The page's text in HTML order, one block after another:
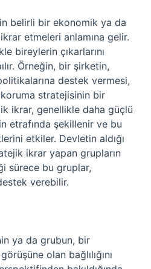
belirli bir ekonomik ya da
etmeleri anlamına gelir.
bireylerin çıkarlarını
Örneğin, bir şirketin,
destek vermesi,
koruma stratejisinin bir
ikrar, genellikle daha güçlü
etrafında şekillenir ve bu
etkiler. Devletin aldığı
ikrar yapan grupların
sürece bu gruplar,
verebilir.
ya da grubun, bir
olan bağlılığını